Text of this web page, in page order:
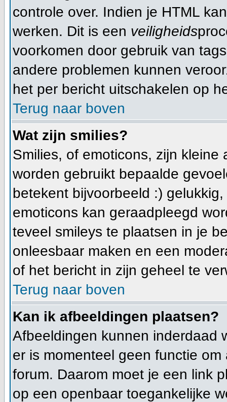
controle over. Indien je HTML
werken. Dit is een veiligheids
voorkomen door gebruik van
andere problemen kunnen
het per bericht uitschakelen op
Terug naar boven
Wat zijn smilies?
Smilies, of emoticons, zijn
worden gebruikt bepaalde
betekent bijvoorbeeld :)
emoticons kan geraadpleegd
teveel smileys te plaatsen in je
onleesbaar maken en een
of het bericht in zijn geheel te
Terug naar boven
Kan ik afbeeldingen plaatsen?
Afbeeldingen kunnen inderdaad
er is momenteel geen functie
forum. Daarom moet je een link
op een openbaar toegankelijke